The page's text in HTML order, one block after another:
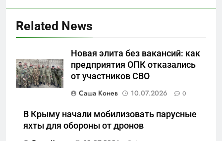
Related News
Новая элита без вакансий: как
предприятия ОПК отказались
от участников СВО
Саша Конев
10.07.2026 0
В Крыму начали мобилизовать парусные
яхты для обороны от дронов
Что происходит в
калининградском анклаве:
военные изымают спирт «для
защиты Отечества»
САНКТ-ПЕТЕРБУРГ И ОБЛАСТЬ
«500-тонный беспилотник»
или очередная показуха? Что